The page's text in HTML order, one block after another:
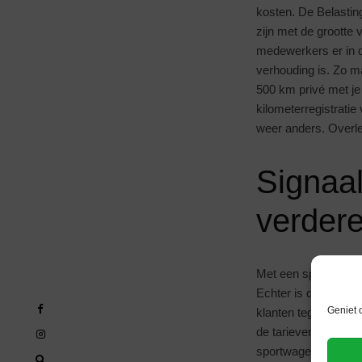
Geniet
kosten. De
zijn met de grootte
medewerkers er in
verhouding is. Zo
500 km privé met
kilometerregistratie
weer anders.
Met een
Echter is dit wel
klanten tegen je
de tarieven. Zeker
sportwagen ook in